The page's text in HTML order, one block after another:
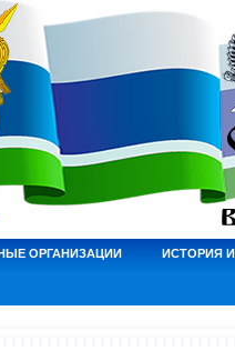
ОРГАНИЗАЦИИ ИСТОРИЯ